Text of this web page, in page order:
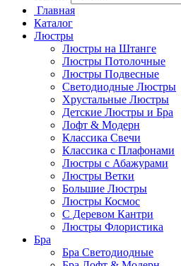
Главная
Каталог
Люстры
Люстры на Штанге
Люстры Потолочные
Люстры Подвесные
Светодиодные Люстры
Хрустальные Люстры
Детские Люстры и Бра
Лофт & Модерн
Классика Свечи
Классика с Плафонами
Люстры с Абажурами
Люстры Ветки
Большие Люстры
Люстры Космос
С Деревом Кантри
Люстры Флористика
Бра
Бра Светодиодные